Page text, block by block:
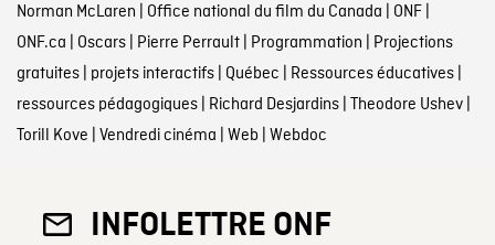
Norman McLaren | Office national du film du Canada | ONF|
ONF.ca | Oscars| Pierre Perrault| Programmation | Projections
gratuites| projets interactifs| Québec | Ressources éducatives|
ressources pédagogiques| Richard Desjardins| Theodore Ushev|
Torill Kove | Vendredi cinéma | Web | Webdoc
INFOLETTRE ONF